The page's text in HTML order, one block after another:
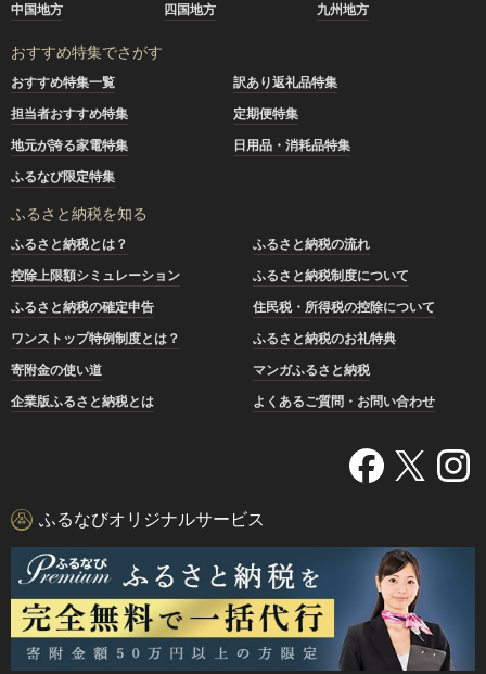
中国地方
四国地方 九州地方
おすすめ特集でさがす
おすすめ特集一覧
訳あり返礼品特集
担当者おすすめ特集
定期便特集
地元が誇る家電特集
日用品・消耗品特集
ふるなび限定特集
ふるさと納税を知る
ふるさと納税とは？
ふるさと納税の流れ
控除上限額シミュレーション
ふるさと納税制度について
ふるさと納税の確定申告
住民税・所得税の控除について
ワンストップ特例制度とは？
ふるさと納税のお礼特典
寄附金の使い道
マンガふるさと納税
企業版ふるさと納税とは
よくあるご質問・お問い合わせ
ふるなびオリジナルサービス